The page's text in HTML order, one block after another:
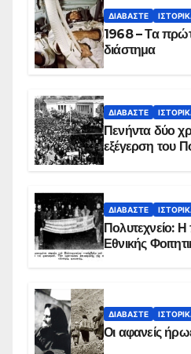
ΔΙΑΒΆΣΤΕ
1968 – Τα
διάστημα
ΔΙΑΒΆΣΤΕ
Πενήντα δύο
εξέγερση του
ΔΙΑΒΆΣΤΕ
Πολυτεχνείο:
Εθνικής
ΔΙΑΒΆΣΤΕ
Οι αφανείς